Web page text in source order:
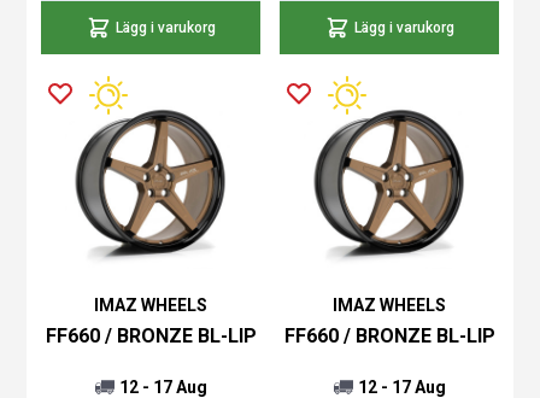
Lägg i varukorg Lägg i varukorg
IMAZ WHEELS
FF660 / BRONZE BL-LIP
12 - 17 Aug
IMAZ WHEELS
FF660 / BRONZE BL-LIP
12 - 17 Aug